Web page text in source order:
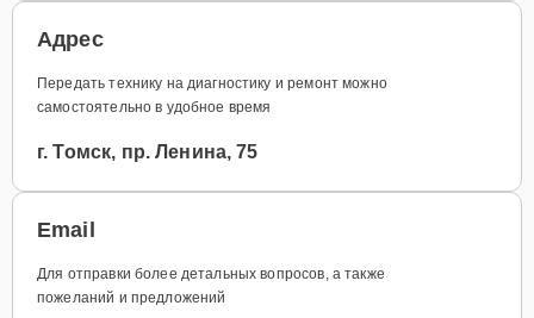
Адрес
Передать технику на диагностику и ремонт можно
самостоятельно в удобное время
г. Томск, пр. Ленина, 75
Email
Для отправки более детальных вопросов, а также
пожеланий и предложений